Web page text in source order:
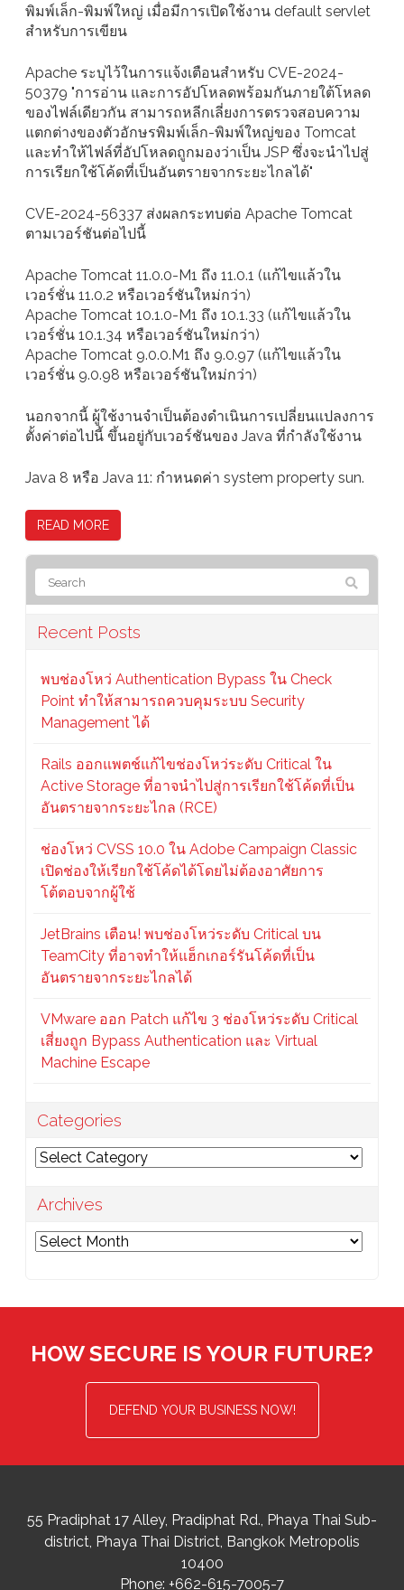
พิมพ์เล็ก-พิมพ์ใหญ่ เมื่อมีการเปิดใช้งาน default servlet
สำหรับการเขียน
Apache ระบุไว้ในการแจ้งเตือนสำหรับ CVE-2024-
50379 "การอ่าน และการอัปโหลดพร้อมกันภายใต้โหลด
ของไฟล์เดียวกัน สามารถหลีกเลี่ยงการตรวจสอบความ
แตกต่างของตัวอักษรพิมพ์เล็ก-พิมพ์ใหญ่ของ Tomcat
และทำให้ไฟล์ที่อัปโหลดถูกมองว่าเป็น JSP ซึ่งจะนำไปสู่
การเรียกใช้โค้ดที่เป็นอันตรายจากระยะไกลได้"
CVE-2024-56337 ส่งผลกระทบต่อ Apache Tomcat
ตามเวอร์ชันต่อไปนี้
Apache Tomcat 11.0.0-M1 ถึง 11.0.1 (แก้ไขแล้วใน
เวอร์ชั่น 11.0.2 หรือเวอร์ชันใหม่กว่า)
Apache Tomcat 10.1.0-M1 ถึง 10.1.33 (แก้ไขแล้วใน
เวอร์ชั่น 10.1.34 หรือเวอร์ชันใหม่กว่า)
Apache Tomcat 9.0.0.M1 ถึง 9.0.97 (แก้ไขแล้วใน
เวอร์ชั่น 9.0.98 หรือเวอร์ชันใหม่กว่า)
นอกจากนี้ ผู้ใช้งานจำเป็นต้องดำเนินการเปลี่ยนแปลงการ
ตั้งค่าต่อไปนี้ ขึ้นอยู่กับเวอร์ชันของ Java ที่กำลังใช้งาน
Java 8 หรือ Java 11: กำหนดค่า system property sun.
READ MORE
Recent Posts
พบช่องโหว่ Authentication Bypass ใน Check
Point ทำให้สามารถควบคุมระบบ Security
Management ได้
Rails ออกแพตช์แก้ไขช่องโหว่ระดับ Critical ใน
Active Storage ที่อาจนำไปสู่การเรียกใช้โค้ดที่เป็น
อันตรายจากระยะไกล (RCE)
ช่องโหว่ CVSS 10.0 ใน Adobe Campaign Classic
เปิดช่องให้เรียกใช้โค้ดได้โดยไม่ต้องอาศัยการ
โต้ตอบจากผู้ใช้
JetBrains เตือน! พบช่องโหว่ระดับ Critical บน
TeamCity ที่อาจทำให้แฮ็กเกอร์รันโค้ดที่เป็น
อันตรายจากระยะไกลได้
VMware ออก Patch แก้ไข 3 ช่องโหว่ระดับ Critical
เสี่ยงถูก Bypass Authentication และ Virtual
Machine Escape
Categories
Categories
Archives
Archives
HOW SECURE IS YOUR FUTURE?
DEFEND YOUR BUSINESS NOW!
55 Pradiphat 17 Alley, Pradiphat Rd., Phaya Thai Sub-
district Phaya Thai District, Bangkok Metropolis
10400
Phone: +662-615-7005-7